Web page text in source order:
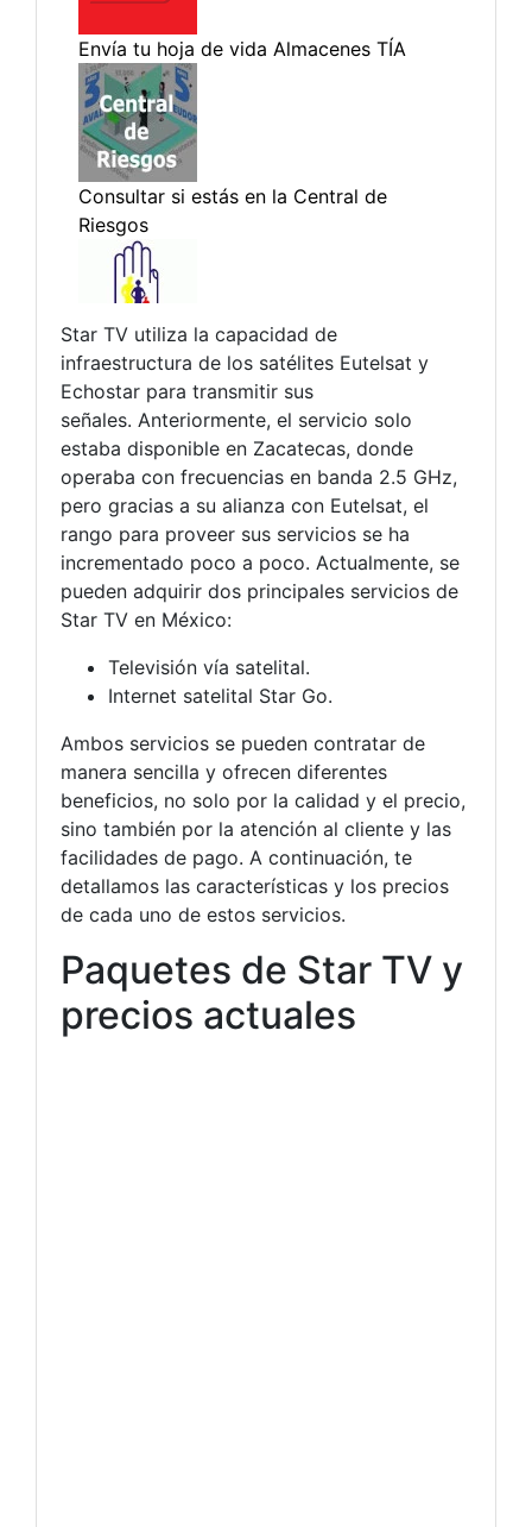
Star TV utiliza la capacidad de
infraestructura de los satélites Eutelsat y
Echostar para transmitir sus
señales. Anteriormente, el servicio solo
estaba disponible en Zacatecas, donde
operaba con frecuencias en banda 2.5 GHz,
pero gracias a su alianza con Eutelsat, el
rango para proveer sus servicios se ha
incrementado poco a poco. Actualmente, se
pueden adquirir dos principales servicios de
Star TV en México:
Televisión vía satelital.
Internet satelital Star Go.
Ambos servicios se pueden contratar de
manera sencilla y ofrecen diferentes
beneficios, no solo por la calidad y el precio,
sino también por la atención al cliente y las
facilidades de pago. A continuación, te
detallamos las características y los precios
de cada uno de estos servicios.
Paquetes de Star TV y
precios actuales